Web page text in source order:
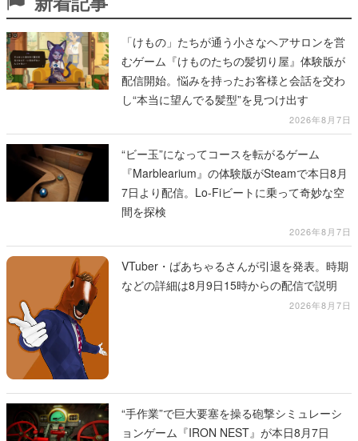
「けもの」たちが通う小さなヘアサロンを営
むゲーム『けものたちの髪切り屋』体験版が
配信開始。悩みを持ったお客様と会話を交わ
し“本当に望んでる髪型”を見つけ出す
2026年8月7日
“ビー玉”になってコースを転がるゲーム
『Marblearium』の体験版がSteamで本日8月
7日より配信。Lo-Fiビートに乗って奇妙な空
間を探検
2026年8月7日
VTuber・ばあちゃるさんが引退を発表。時期
などの詳細は8月9日15時からの配信で説明
2026年8月7日
“手作業”で巨大要塞を操る砲撃シミュレーシ
ョンゲーム『IRON NEST』が本日8月7日